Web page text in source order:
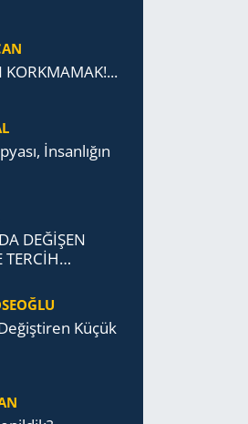
KORKMAMAK!...
İnsanlığın
DEĞİŞEN
TERCİH
De­ğiş­ti­ren Küçük